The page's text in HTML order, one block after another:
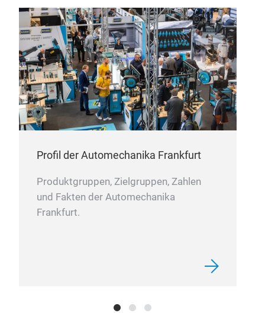
Profil der Automechanika Frankfurt
Produktgruppen, Zielgruppen, Zahlen
und Fakten der Automechanika
Frankfurt.